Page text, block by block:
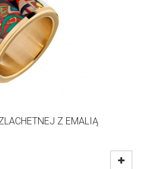
Z EMALIĄ